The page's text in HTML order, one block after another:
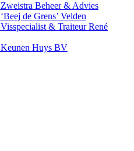
Beheer & Advies
de Grens’ Velden
& Traiteur René
Huys BV